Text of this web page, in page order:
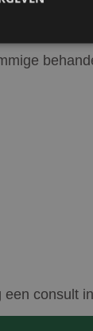
consult